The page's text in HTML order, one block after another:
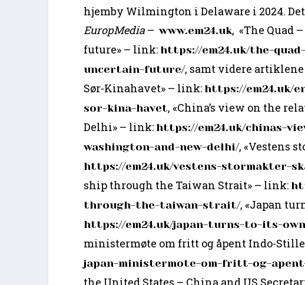
hjemby Wilmington i Delaware i 2024.
EuropMedia –www.em24.uk, «The Quad
future» – link: https://em24.uk/the-
uncertain-future/, samt videre
Sør-Kinahavet» – link: https://em24.uk/
sor-kina-havet, «China’s view on the
Delhi» – link: https://em24.uk/chinas-
washington-and-new-delhi/, «Vestens
https://em24.uk/vestens-stormakter-
ship through the Taiwan Strait» – link:
through-the-taiwan-strait/, «Japan
https://em24.uk/japan-turns-to-its-
ministermøte om fritt og åpent Indo-
japan-ministermote-om-fritt-og-
the United States – China and US